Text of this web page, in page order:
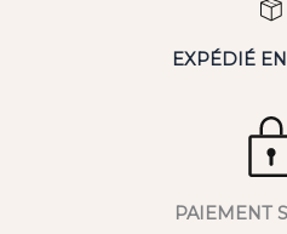
EXPÉDIÉ
PAIEMENT